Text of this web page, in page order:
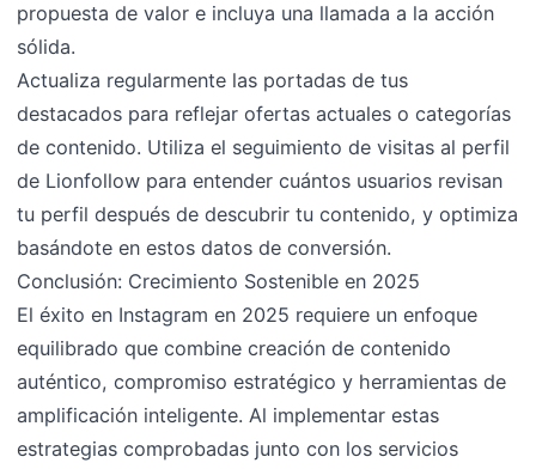
propuesta de valor e incluya una llamada a la acción
sólida.
Actualiza regularmente las portadas de tus
destacados para reflejar ofertas actuales o categorías
de contenido. Utiliza el seguimiento de visitas al perfil
de Lionfollow para entender cuántos usuarios revisan
tu perfil después de descubrir tu contenido, y optimiza
basándote en estos datos de conversión.
Conclusión: Crecimiento Sostenible en 2025
El éxito en Instagram en 2025 requiere un enfoque
equilibrado que combine creación de contenido
auténtico, compromiso estratégico y herramientas de
amplificación inteligente. Al implementar estas
estrategias comprobadas junto con los servicios